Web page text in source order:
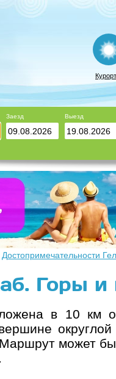
Заезд Выезд
Достопримечательности
Горы
в 10 км
может